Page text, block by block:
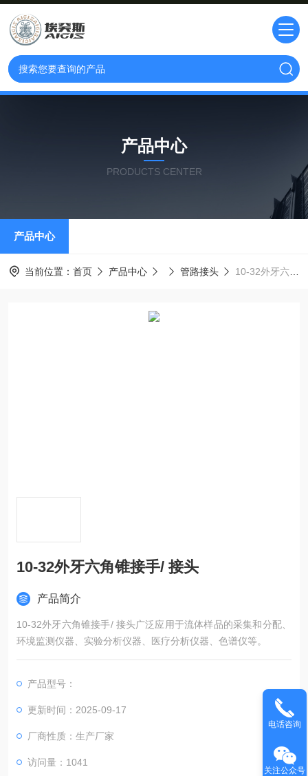
产品中心
PRODUCTS CENTER
产品中心
当前位置： 首页 产品中心 管路接头 10-32外牙六角锥接手/ 接头
10-32外牙六角锥接手/ 接头
产品简介
10-32外牙六角锥接手/ 接头广泛应用于流体样品的采集和分配、
环境监测仪器、实验分析仪器、医疗分析仪器、色谱仪等。
产品型号：
更新时间：2025-09-17
厂商性质：生产厂家
访问量：1041
电话咨询
关注公众号